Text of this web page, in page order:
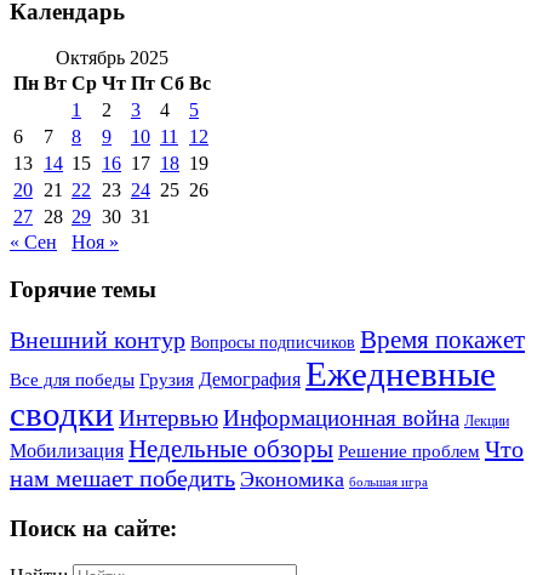
Календарь
Октябрь 2025
Пн Вт Ср Чт Пт Сб Вс
1
2 3 4
5
6
7 8 9 10 11
12
13 14 15 16 17 18 19
20 21 22 23 24 25 26
27 28 29 30 31
« Сен
Ноя »
Горячие темы
Внешний контур Вопросы подписчиков Время покажет
Все для победы Грузия Демография Ежедневные
сводки Интервью Информационная война Лекции
Мобилизация Недельные обзоры Решение проблем Что
нам мешает победить Экономика большая игра
Поиск на сайте: